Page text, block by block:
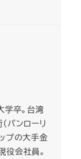
学卒。台湾
パンローリ
プの大手金
会社員。